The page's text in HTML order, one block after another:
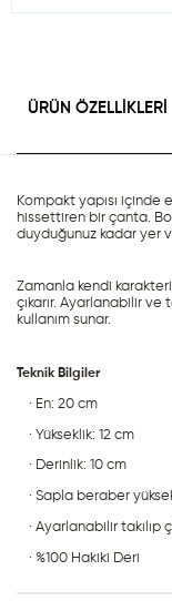
ÜRÜN ÖZELLIKLERI
Kompakt yapısı içinde
hissettiren bir çanta.
duyduğunuz kadar yer
Zamanla kendi
çıkarır. Ayarlanabilir ve
kullanım sunar.
Teknik Bilgiler
· En: 20 cm
· Yükseklik: 12 cm
· Derinlik: 10 cm
· Sapla beraber
· Ayarlanabilir takılıp
· %100 Hakiki Deri